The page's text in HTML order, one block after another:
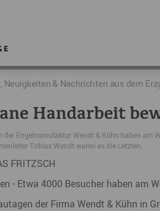
Überblick
Neuigkeiten & Nachrichten aus dem
Handarbeit
der Engelmanufaktur Wendt & Kühn haben am
Tobias Wendt waren es die Letzten.
FRITZSCH
- Etwa 4000 Besucher haben am
der Firma Wendt & Kühn in